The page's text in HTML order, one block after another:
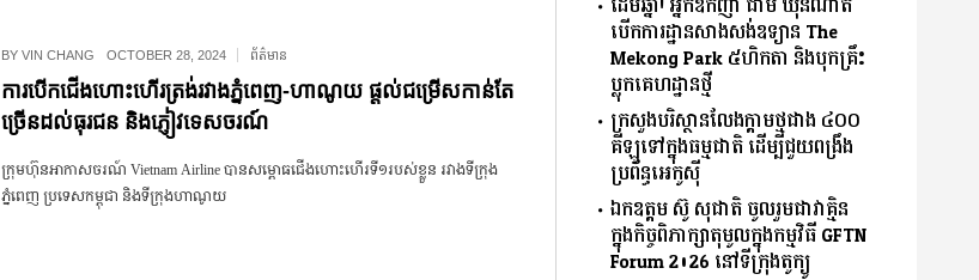
BYVIN CHANG OCTOBER 28, 2024 ព័ត៌មាន
ការបើកជើងហោះហើរត្រង់រវាងភ្នំពេញ-ហាណូយ ផ្តល់ជម្រើសកាន់តែ
ច្រើនដល់ធុរជន និងភ្ញៀវទេសចរណ៍
ក្រុមហ៊ុនអាកាសចរណ៍ Vietnam Airline បានសម្ពោធជើងហោះហើរទី១របស់ខ្លួន រវាងទីក្រុង
ភ្នំពេញ ប្រទេសកម្ពុជា និងទីក្រុងហាណូយ
ដើមឆ្នាំ! អ្នកឧកញ៉ា ជាម ឃុនណាត
បើកការដ្ឋានសាងសង់ឧទ្យាន The
Mekong Park ៥ហិកតា និងបុកគ្រឹះ
ប្លុកគេហដ្ឋានថ្មី
ក្រសួងបរិស្ថានលែងក្តាមថ្មជាង ៤០០
គីឡូទៅក្នុងធម្មជាតិ ដើម្បីជួយពង្រឹង
ប្រព័ន្ធអេកូស៊ី
ឯកឧត្តម ស៊ូ សុជាតិ ចូលរួមជាវាគ្មិន
ក្នុងកិច្ចពិភាក្សាតុមូលក្នុងកម្មវិធី GFTN
Forum 2026 នៅទីក្រុងតូក្យូ